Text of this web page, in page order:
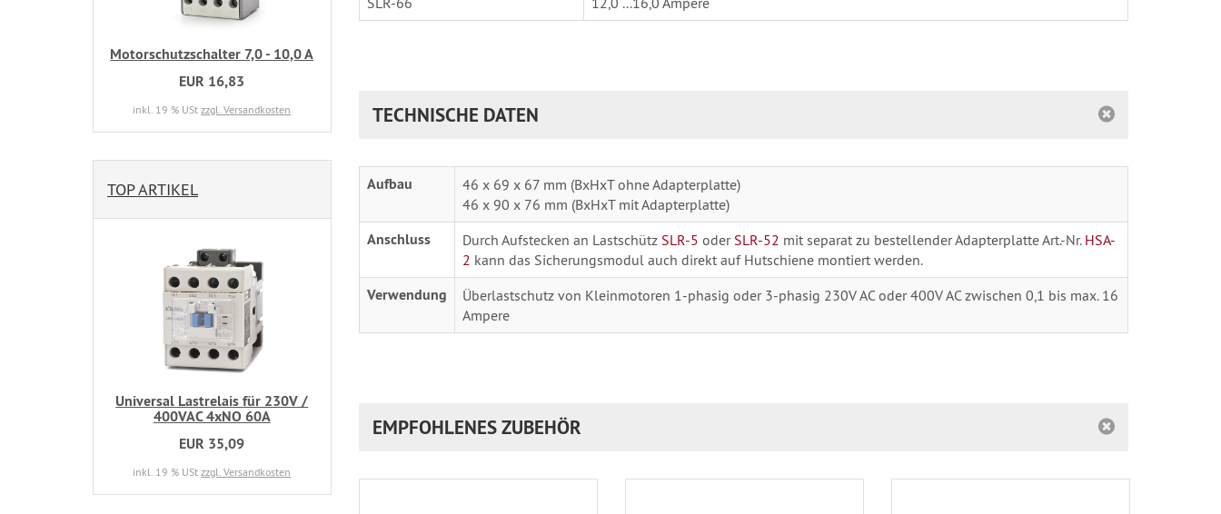
TECHNISCHE DATEN
Aufbau
46 x 69 x 67 mm (BxHxT ohne Adapterplatte)
46 x 90 x 76 mm (BxHxT mit Adapterplatte)
Anschluss Durch Aufstecken an Lastschütz SLR-5 oder SLR-52 mit separat zu bestellender Adapterplatte Art.-Nr. HSA-
2 kann das Sicherungsmodul auch direkt auf Hutschiene montiert werden.
Verwendung
Überlastschutz von Kleinmotoren 1-phasig oder 3-phasig 230V AC oder 400V AC zwischen 0,1 bis max. 16
Ampere
EMPFOHLENES ZUBEHÖR
Motorschutzschalter 7,0 - 10,0 A
EUR 16,83
inkl. 19 % UStzzgl. Versandkosten
TOP ARTIKEL
Universal Lastrelais für 230V /
400VAC 4xNO 60A
EUR 35,09
inkl. 19 % UStzzgl. Versandkosten